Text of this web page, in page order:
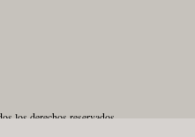
los derechos reservados